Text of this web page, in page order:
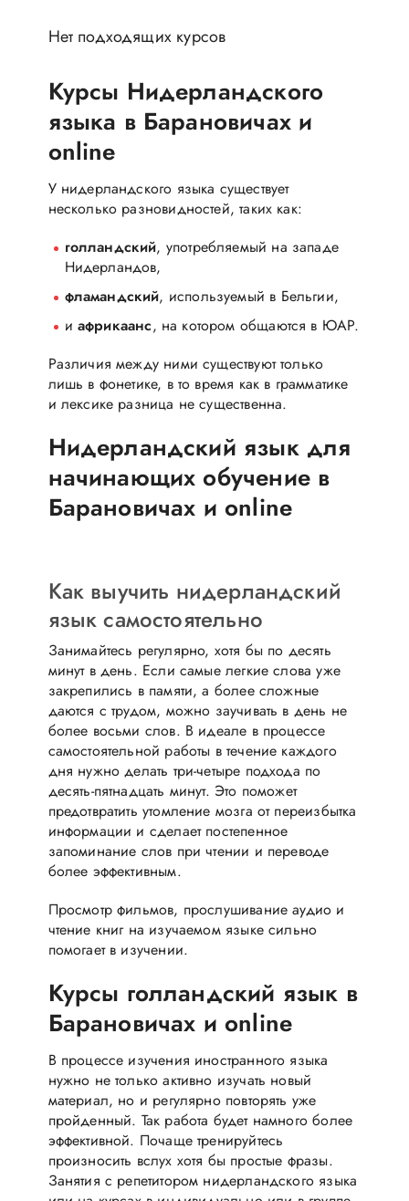
Нет подходящих курсов
Курсы Нидерландского
языка в Барановичах и
online
У нидерландского языка существует
несколько разновидностей, таких как:
голландский, употребляемый на западе
Нидерландов,
фламандский, используемый в Бельгии,
и африкаанс, на котором общаются в ЮАР.
Различия между ними существуют только
лишь в фонетике, в то время как в грамматике
и лексике разница не существенна.
Нидерландский язык для
начинающих обучение в
Барановичах и online
Как выучить нидерландский
язык самостоятельно
Занимайтесь регулярно, хотя бы по десять
минут в день. Если самые легкие слова уже
закрепились в памяти, а более сложные
даются с трудом, можно заучивать в день не
более восьми слов. В идеале в процессе
самостоятельной работы в течение каждого
дня нужно делать три-четыре подхода по
десять-пятнадцать минут. Это поможет
предотвратить утомление мозга от переизбытка
информации и сделает постепенное
запоминание слов при чтении и переводе
более эффективным.
Просмотр фильмов, прослушивание аудио и
чтение книг на изучаемом языке сильно
помогает в изучении.
Курсы голландский язык в
Барановичах и online
В процессе изучения иностранного языка
нужно не только активно изучать новый
материал, но и регулярно повторять уже
пройденный. Так работа будет намного более
эффективной. Почаще тренируйтесь
произносить вслух хотя бы простые фразы.
Занятия с репетитором нидерландского языка